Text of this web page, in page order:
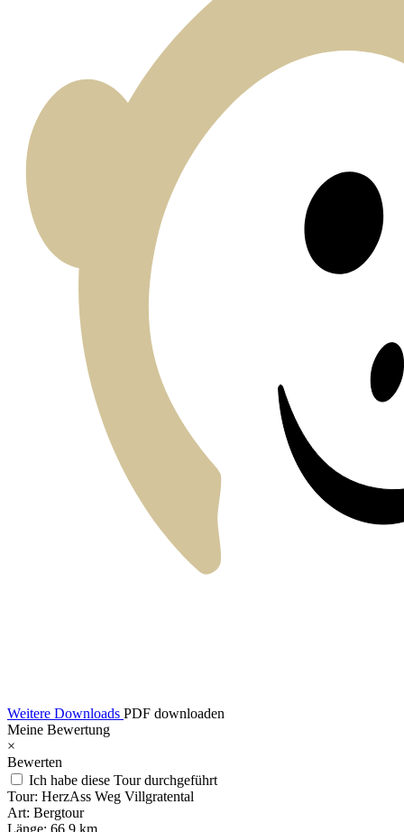
Weitere Downloads PDF downloaden
Meine Bewertung
×
Bewerten
Ich habe diese Tour durchgeführt
Tour: HerzAss Weg Villgratental
Art: Bergtour
Länge: 66,9 km